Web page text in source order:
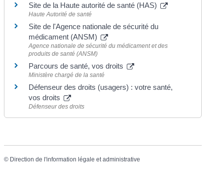
Site de la Haute autorité de santé (HAS)
Haute Autorité de santé
Site de l'Agence nationale de sécurité du
médicament (ANSM)
Agence nationale de sécurité du médicament et des
produits de santé (ANSM)
Parcours de santé, vos droits
Ministère chargé de la santé
Défenseur des droits (usagers) : votre santé,
vos droits
Défenseur des droits
© Direction de l'information légale et administrative